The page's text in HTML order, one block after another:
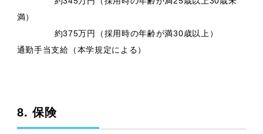
満）
約375万円（採用時の年齢が満30歳以上）
通勤手当支給（本学規定による）
8. 保険